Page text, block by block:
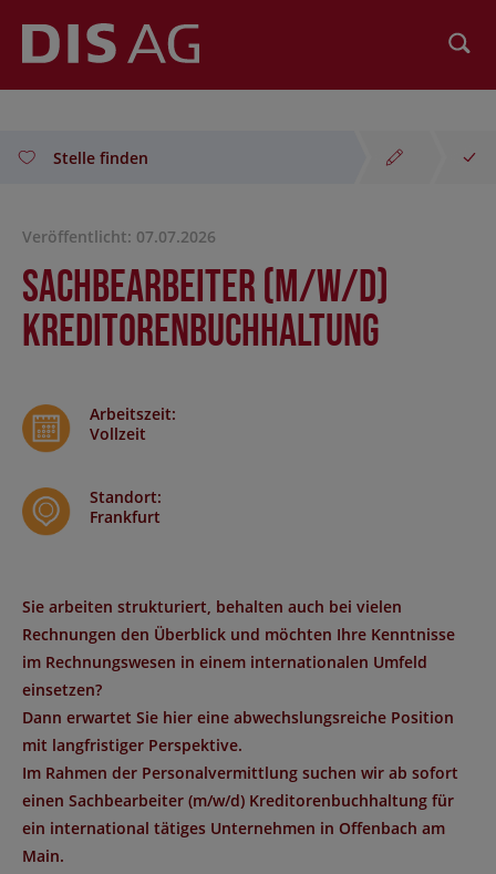
Stelle finden
Veröffentlicht: 07.07.2026
Sachbearbeiter (m/w/d)
Kreditorenbuchhaltung
Arbeitszeit:
Vollzeit
Standort:
Frankfurt
Sie arbeiten strukturiert, behalten auch bei vielen
Rechnungen den Überblick und möchten Ihre Kenntnisse
im Rechnungswesen in einem internationalen Umfeld
einsetzen?
Dann erwartet Sie hier eine abwechslungsreiche Position
mit langfristiger Perspektive.
Im Rahmen der Personalvermittlung suchen wir ab sofort
einen Sachbearbeiter (m/w/d) Kreditorenbuchhaltung für
ein international tätiges Unternehmen in Offenbach am
Main.